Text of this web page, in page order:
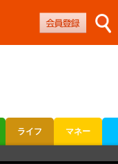
ライフ マネー